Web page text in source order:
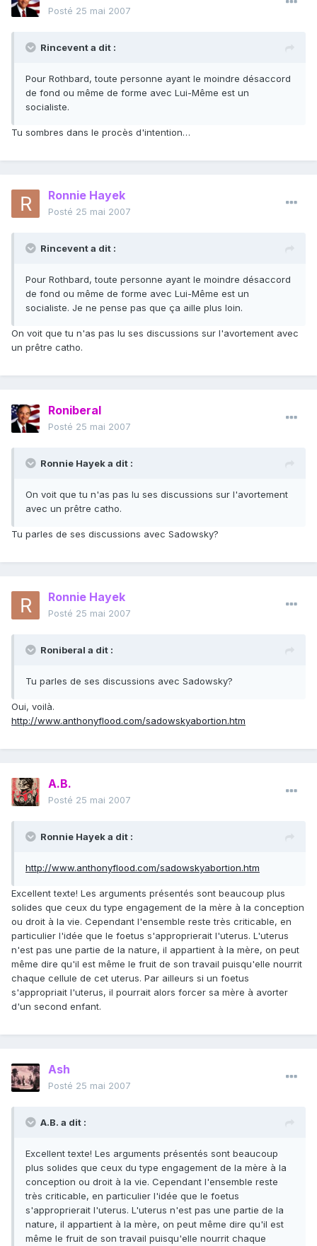
Posté 25 mai 2007
Rincevent a dit :
Pour Rothbard, toute personne ayant le moindre désaccord
de fond ou même de forme avec Lui-Même est un
socialiste.
Tu sombres dans le procès d'intention…
Ronnie Hayek
Posté 25 mai 2007
Rincevent a dit :
Pour Rothbard, toute personne ayant le moindre désaccord
de fond ou même de forme avec Lui-Même est un
socialiste. Je ne pense pas que ça aille plus loin.
On voit que tu n'as pas lu ses discussions sur l'avortement avec
un prêtre catho.
Roniberal
Posté 25 mai 2007
Ronnie Hayek a dit :
On voit que tu n'as pas lu ses discussions sur l'avortement
avec un prêtre catho.
Tu parles de ses discussions avec Sadowsky?
Ronnie Hayek
Posté 25 mai 2007
Roniberal a dit :
Tu parles de ses discussions avec Sadowsky?
Oui, voilà.
http://www.anthonyflood.com/sadowskyabortion.htm
A.B.
Posté 25 mai 2007
Ronnie Hayek a dit :
http://www.anthonyflood.com/sadowskyabortion.htm
Excellent texte! Les arguments présentés sont beaucoup plus
solides que ceux du type engagement de la mère à la conception
ou droit à la vie. Cependant l'ensemble reste très criticable, en
particulier l'idée que le foetus s'approprierait l'uterus. L'uterus
n'est pas une partie de la nature, il appartient à la mère, on peut
même dire qu'il est même le fruit de son travail puisqu'elle nourrit
chaque cellule de cet uterus. Par ailleurs si un foetus
s'appropriait l'uterus, il pourrait alors forcer sa mère à avorter
d'un second enfant.
Ash
Posté 25 mai 2007
A.B. a dit :
Excellent texte! Les arguments présentés sont beaucoup
plus solides que ceux du type engagement de la mère à la
conception ou droit à la vie. Cependant l'ensemble reste
très criticable, en particulier l'idée que le foetus
s'approprierait l'uterus. L'uterus n'est pas une partie de la
nature, il appartient à la mère, on peut même dire qu'il est
même le fruit de son travail puisqu'elle nourrit chaque